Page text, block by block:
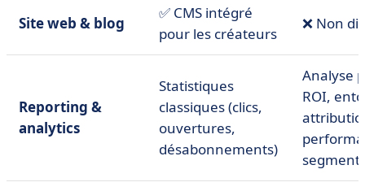
Site web & blog
✅ CMS intégré
pour les créateurs
❌ Non
Reporting &
analytics
Statistiques
classiques (clics,
ouvertures,
désabonnements)
Analyse
ROI,
segment